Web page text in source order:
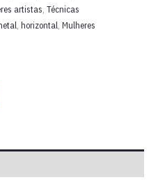
artistas Técnicas
horizontal Mulheres